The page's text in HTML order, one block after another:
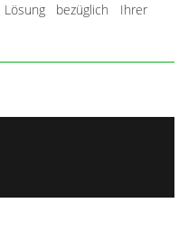
bezüglich Ihrer